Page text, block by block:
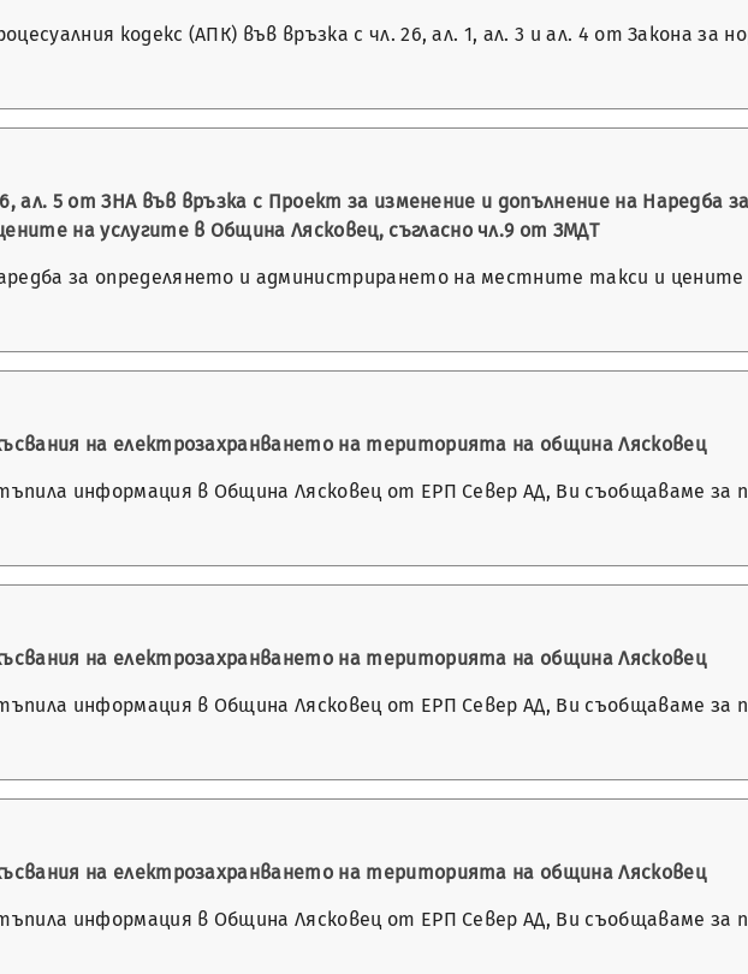
кодекс (АПК) във връзка с чл. 26, ал. 1, ал. 3 и ал. 4 от Закона за
ал. 5 от ЗНА във връзка с Проект за изменение и допълнение на Наредба
на услугите в Община Лясковец, съгласно чл.9 от ЗМДТ
за определянето и администрирането на местните такси и
на електрозахранването на територията на община Лясковец
информация в Община Лясковец от ЕРП Север АД, Ви съобщаваме за
на електрозахранването на територията на община Лясковец
информация в Община Лясковец от ЕРП Север АД, Ви съобщаваме за
на електрозахранването на територията на община Лясковец
информация в Община Лясковец от ЕРП Север АД, Ви съобщаваме за